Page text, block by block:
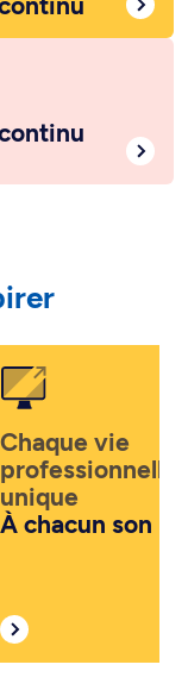
Chaque vie
professionnelle
unique
À chacun son